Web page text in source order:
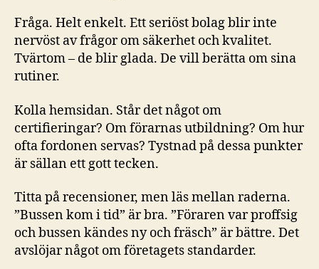
Fråga. Helt enkelt. Ett seriöst bolag blir inte
nervöst av frågor om säkerhet och kvalitet.
Tvärtom – de blir glada. De vill berätta om sina
rutiner.
Kolla hemsidan. Står det något om
certifieringar? Om förarnas utbildning? Om hur
ofta fordonen servas? Tystnad på dessa punkter
är sällan ett gott tecken.
Titta på recensioner, men läs mellan raderna.
”Bussen kom i tid” är bra. ”Föraren var proffsig
och bussen kändes ny och fräsch” är bättre. Det
avslöjar något om företagets standarder.